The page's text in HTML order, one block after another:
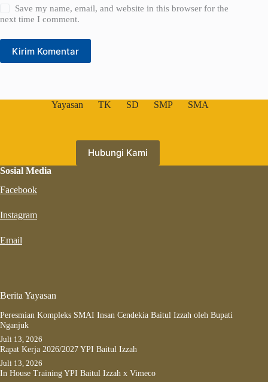
Save my name, email, and website in this browser for the
next time I comment.
Kirim Komentar
Yayasan TK SD SMP SMA
Hubungi Kami
Sosial Media
Facebook
Instagram
Email
Berita Yayasan
Peresmian Kompleks SMAI Insan Cendekia Baitul Izzah oleh Bupati
Nganjuk
Juli 13, 2026
Rapat Kerja 2026/2027 YPI Baitul Izzah
Juli 13, 2026
In House Training YPI Baitul Izzah x Vimeco